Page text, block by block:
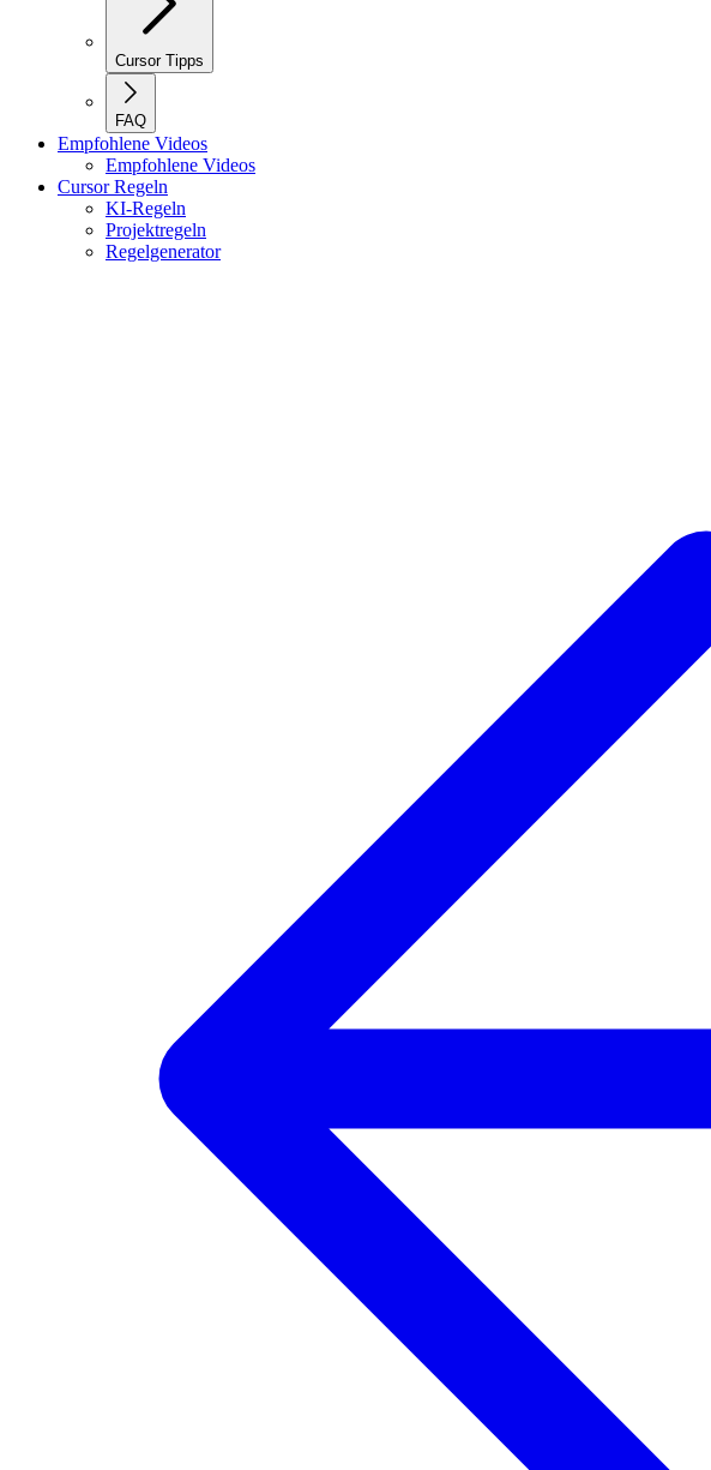
Cursor Tipps
FAQ
Empfohlene Videos
Empfohlene Videos
Cursor Regeln
KI-Regeln
Projektregeln
Regelgenerator